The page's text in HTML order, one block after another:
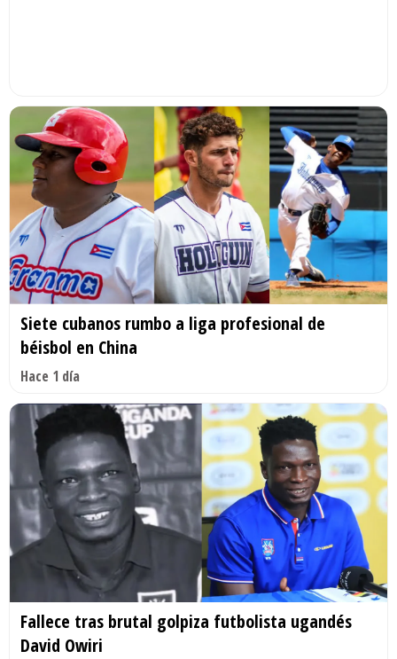
Siete cubanos rumbo a liga profesional de
béisbol en China
Hace 1 día
Fallece tras brutal golpiza futbolista ugandés
David Owiri